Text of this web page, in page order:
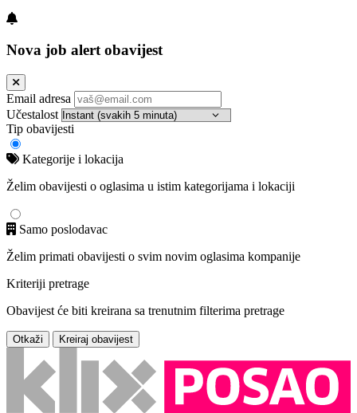
Nova job alert obavijest
Email adresa
Učestalost
Tip obavijesti
Kategorije i lokacija
Želim obavijesti o oglasima u istim kategorijama i lokaciji
Samo poslodavac
Želim primati obavijesti o svim novim oglasima kompanije
Kriteriji pretrage
Obavijest će biti kreirana sa trenutnim filterima pretrage
Otkaži Kreiraj obavijest